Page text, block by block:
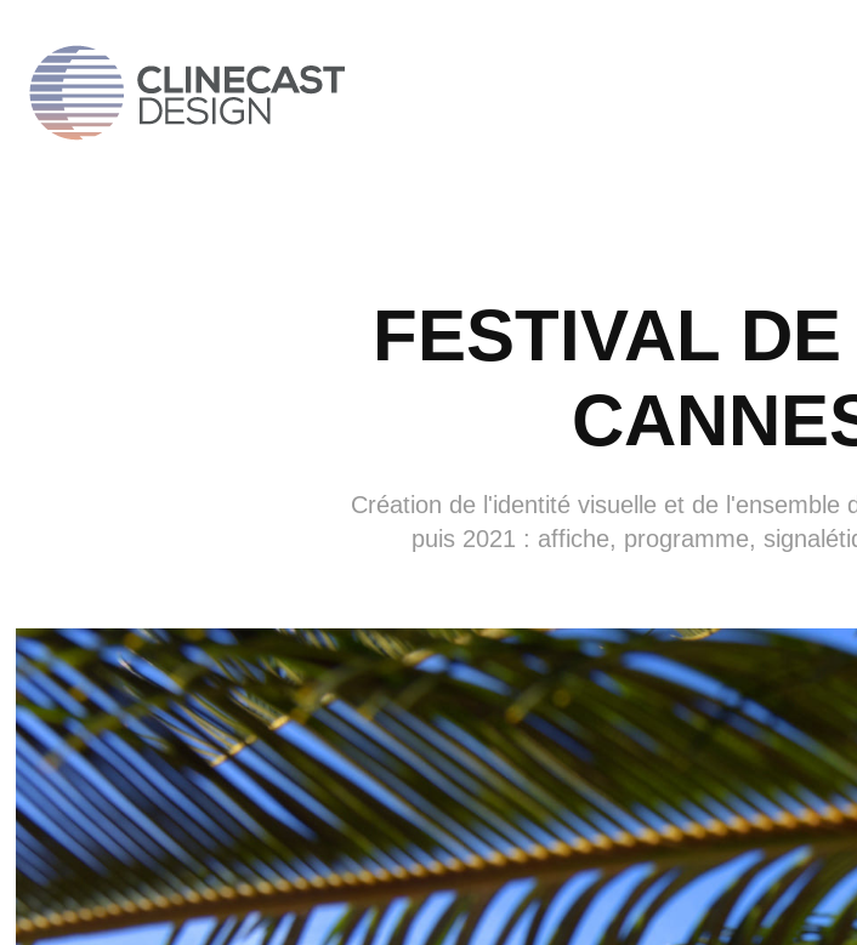
FESTIVAL
Création de l'identité visuelle et de l'ensemble
puis 2021 : affiche, programme,